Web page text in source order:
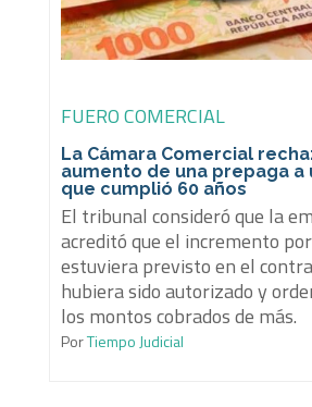
FUERO COMERCIAL
La Cámara Comercial
aumento de una prepaga a
que cumplió 60 años
El tribunal consideró que la
acreditó que el incremento
estuviera previsto en el
hubiera sido autorizado y
los montos cobrados de más.
PorTiempo Judicial